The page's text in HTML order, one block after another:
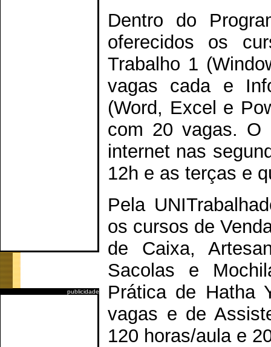
publicidade
Dentro do
oferecidos os
Trabalho 1
vagas cada e
(Word, Excel e
com 20 vagas. O
internet nas
12h e as terças e
Pela
os cursos de
de Caixa,
Sacolas e
Prática de Hatha
vagas e de
120 horas/aula e